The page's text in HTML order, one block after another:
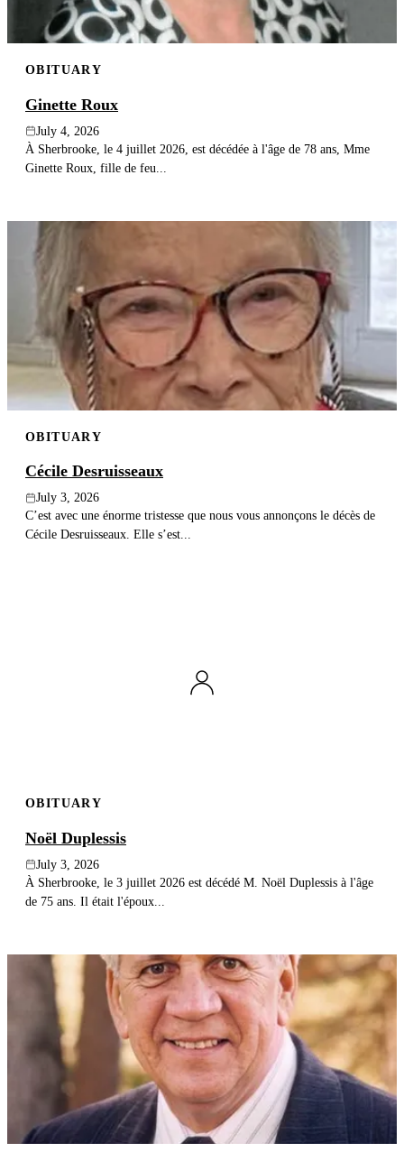
OBITUARY
Ginette Roux
July 4, 2026
À Sherbrooke, le 4 juillet 2026, est décédée à l'âge de 78 ans, Mme
Ginette Roux, fille de feu...
OBITUARY
Cécile Desruisseaux
July 3, 2026
C’est avec une énorme tristesse que nous vous annonçons le décès de
Cécile Desruisseaux. Elle s’est...
OBITUARY
Noël Duplessis
July 3, 2026
À Sherbrooke, le 3 juillet 2026 est décédé M. Noël Duplessis à l'âge
de 75 ans. Il était l'époux...